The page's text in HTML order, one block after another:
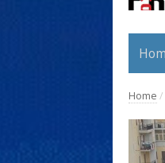
Home /